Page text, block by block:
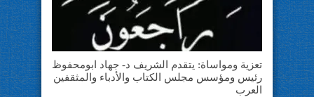
تعزية ومواساة: يتقدم الشريف د- جهاد ابومحفوظ
رئيس ومؤسس مجلس الكتاب والأدباء والمثقفين
العرب